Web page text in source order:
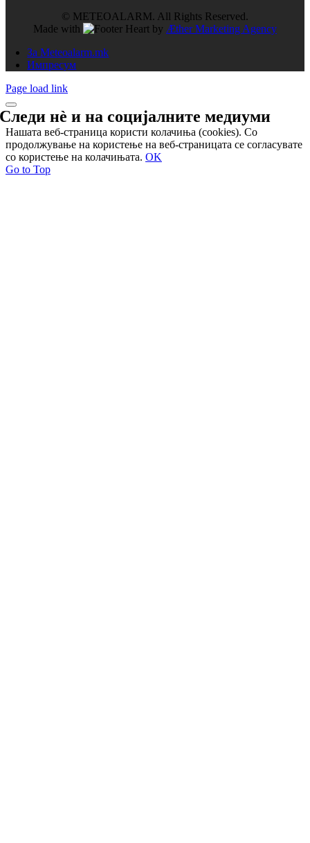
© METEOALARM. All Rights Reserved.
Made with
by Æther Marketing Agency
За Meteoalarm.mk
Импресум
Page load link
Следи нѐ и насоцијалните медиуми
Нашата веб-страница користи колачиња (cookies). Со
продолжување на користење на веб-страницата се согласувате
со користење на колачињата. OK
Go to Top